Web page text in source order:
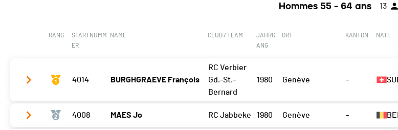
Hommes 55 - 64 ans 13
RANG
STARTNUMM
ER
NAME CLUB / TEAM
JAHRG
ANG
ORT KANTON NATI.
4014 BURGHGRAEVE François
RC Verbier
Gd.-St.-
Bernard
1980 Genève - SUI
Meilleur tour 03'32 (12)
4008 MAES Jo RC Jabbeke 1980 Genève - BEL